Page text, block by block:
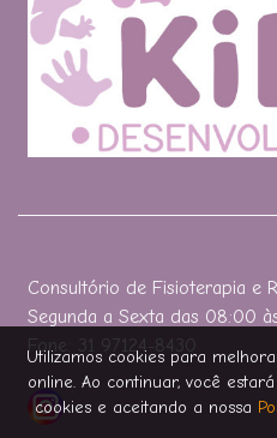
Consultório de Fisioterapia e
Segunda a Sexta das 08:00
Fone: 31 97124-8430
Utilizamos cookies para
online. Ao continuar, você
cookies e aceitando a nossa